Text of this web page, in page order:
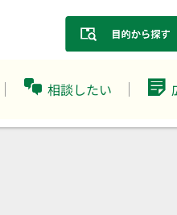
相談したい